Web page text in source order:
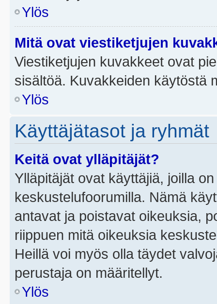
Ylös
Mitä ovat viestiketjujen
Viestiketjujen kuvakkeet ovat
sisältöä. Kuvakkeiden käytöstä
Ylös
Käyttäjätasot ja ryhmät
Keitä ovat ylläpitäjät?
Ylläpitäjät ovat käyttäjiä, joilla
keskustelufoorumilla. Nämä
antavat ja poistavat oikeuksia,
riippuen mitä oikeuksia
Heillä voi myös olla täydet
perustaja on määritellyt.
Ylös